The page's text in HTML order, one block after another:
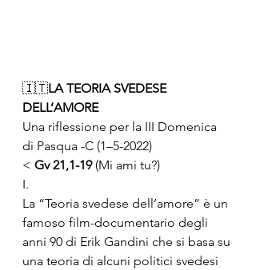
🇮🇹LA TEORIA SVEDESE
DELL’AMORE
Una riflessione per la III Domenica
di Pasqua -C (1–5-2022)
< Gv 21,1-19 (Mi ami tu?)
I.
La “Teoria svedese dell’amore” è un
famoso film-documentario degli
anni 90 di Erik Gandini che si basa su
una teoria di alcuni politici svedesi